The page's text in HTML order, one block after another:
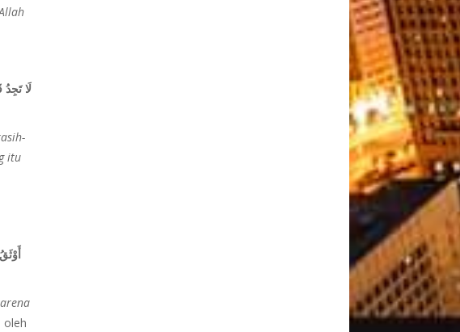
لَا تَجِدُ
itu
oleh